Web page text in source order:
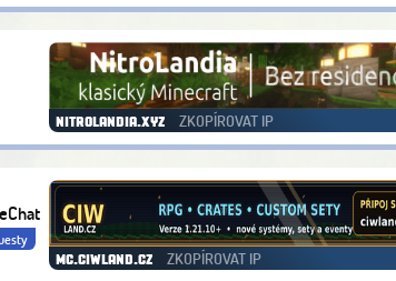
nitrolandia.xyz ZKOPÍROVAT IP
mc.ciwland.cz ZKOPÍROVAT IP